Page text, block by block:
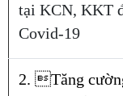
tại KCN, KKT
Covid-19
2. Tăng